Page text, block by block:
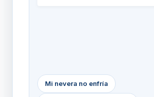
Mi nevera no enfría